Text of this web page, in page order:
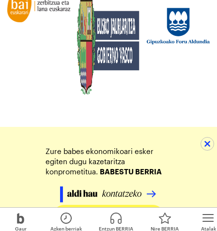
Gaur Atalak
Azken berriak Entzun BERRIA Nire BERRIA
Zure babes ekonomikoari esker
egiten dugu kazetaritza
konprometitua. BABESTU BERRIA
Egin zure ekarpena